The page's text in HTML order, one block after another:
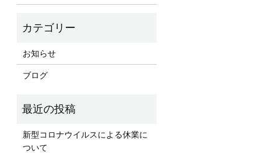
お知らせ
ブログ
新型コロナウイルスによる休業に
ついて